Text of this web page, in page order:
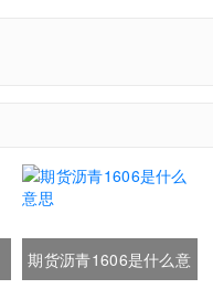
期货沥青1606是什么意